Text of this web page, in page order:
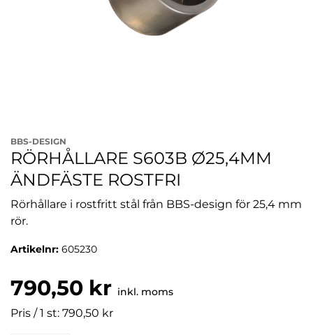
BBS-DESIGN
RÖRHÅLLARE S603B Ø25,4MM
ÄNDFÄSTE ROSTFRI
Rörhållare i rostfritt stål från BBS-design för 25,4 mm
rör.
Artikelnr: 605230
790,50 kr inkl. moms
Pris / 1 st: 790,50 kr